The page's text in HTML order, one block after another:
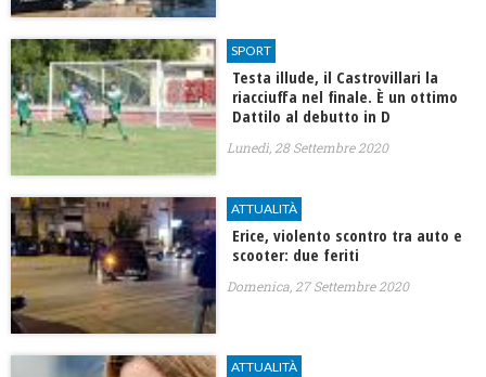
SPORT
Testa illude, il Castrovillari la
riacciuffa nel finale. È un ottimo
Dattilo al debutto in D
Lunedì, 28 Settembre 2020
ATTUALITÀ
Erice, violento scontro tra auto e
scooter: due feriti
Domenica, 27 Settembre 2020
ATTUALITÀ